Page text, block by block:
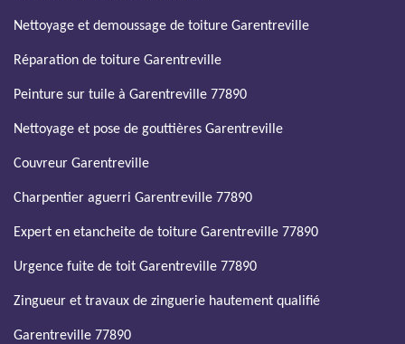
Nettoyage et demoussage de toiture Garentreville
Réparation de toiture Garentreville
Peinture sur tuile à Garentreville 77890
Nettoyage et pose de gouttières Garentreville
Couvreur Garentreville
Charpentier aguerri Garentreville 77890
Expert en etancheite de toiture Garentreville 77890
Urgence fuite de toit Garentreville 77890
Zingueur et travaux de zinguerie hautement qualifié
Garentreville 77890